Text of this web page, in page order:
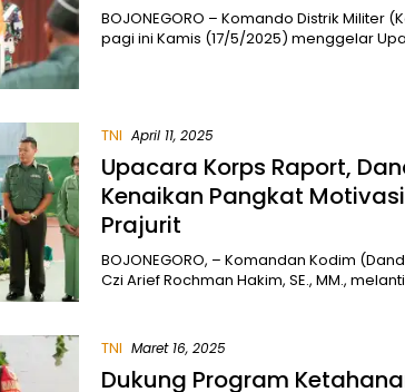
BOJONEGORO – Komando Distrik Militer
pagi ini Kamis (17/5/2025) menggelar
TNI April 11, 2025
Upacara Korps Raport,
Kenaikan Pangkat
Prajurit
BOJONEGORO, – Komandan Kodim
Czi Arief Rochman Hakim, SE., MM.,
TNI Maret 16, 2025
Dukung Program